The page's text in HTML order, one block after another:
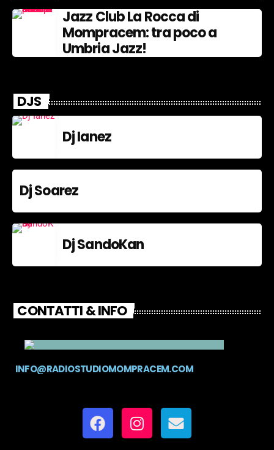
Jazz Club La Rocca di
Mompracem: tra poco a
Umbria Jazz!
DJS
Dj Ianez
Dj Soarez
Dj SandoKan
CONTATTI & INFO
INFO@RADIOSTUDIOMOMPRACEM.COM